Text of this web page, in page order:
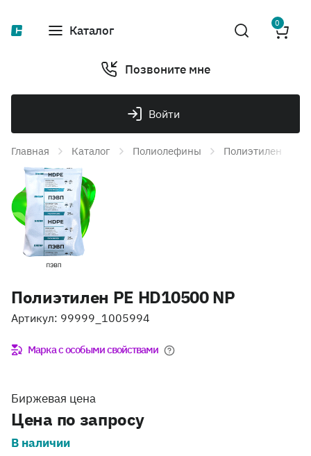
Каталог 0
Позвоните мне
Войти
Главная Каталог Полиолефины Полиэтилен
Полиэтилен PE HD10500 NP
Артикул: 99999_1005994
Марка с особыми свойствами
Биржевая цена
Цена по запросу
В наличии